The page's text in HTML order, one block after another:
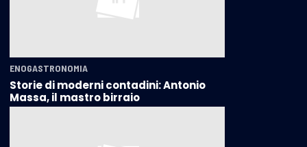
ENOGASTRONOMIA
Storie di moderni contadini: Antonio
Massa, il mastro birraio